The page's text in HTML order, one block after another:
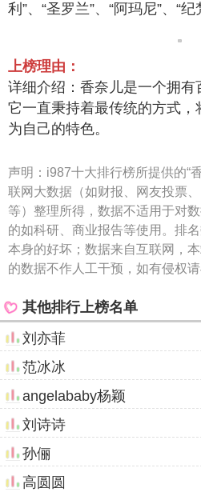
利”、“圣罗兰”、“阿玛尼”、“纪
上榜理由：
详细介绍：香奈儿是一个拥有
它一直秉持着最传统的方式
为自己的特色。
声明： i987十大排行榜所提供的“
联网大数据（如财报、网友投票
等）整理所得，数据不适用于对
的如科研、商业报告等使用。排
本身的好坏；数据来自互联网，
的数据不作人工干预，如有侵权请
其他排行上榜名单
刘亦菲
范冰冰
angelababy杨颖
刘诗诗
孙俪
高圆圆